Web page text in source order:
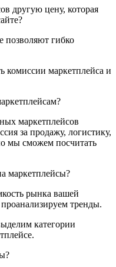
другую цену, которая
позволяют гибко
комиссии маркетплейса и
маркетплейсов
за продажу, логистику,
мы сможем посчитать
маркетплейсы?
рынка вашей
тренды.
категории